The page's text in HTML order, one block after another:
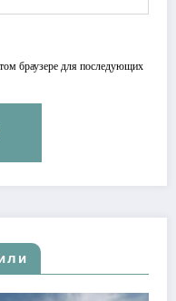
браузере для последующих